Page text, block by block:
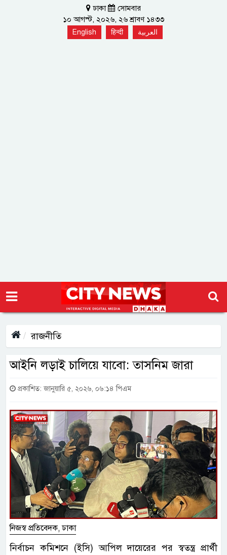
ঢাকা
সোমবার
১০ আগস্ট, ২০২৬, ২৬ শ্রাবণ ১৪৩৩
English हिन्दी العربية
রাজনীতি
আইনি লড়াই চালিয়ে যাবো: তাসনিম জারা
প্রকাশিত: জানুয়ারি ৫, ২০২৬, ০৬:১৪ পিএম
নিজস্ব প্রতিবেদক, ঢাকা
নির্বাচন কমিশনে (ইসি) আপিল দায়েরের পর স্বতন্ত্র প্রার্থী